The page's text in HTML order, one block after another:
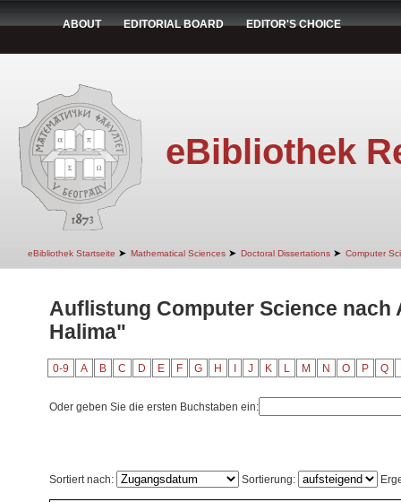
ABOUT EDITORIAL BOARD EDITOR'S CHOICE
eBibliothek
eBibliothek Startseite ➤ Mathematical Sciences ➤ Doctoral Dissertations ➤ Computer
Auflistung Computer Science nach
Halima"
0-9 A B C D E F G H J K L M N O P Q
Oder geben Sie die ersten Buchstaben ein:
Sortiert nach: Sortierung: